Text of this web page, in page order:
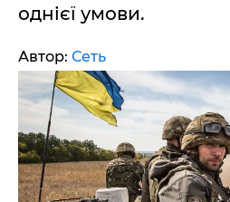
однієї умови.
Автор: Сеть